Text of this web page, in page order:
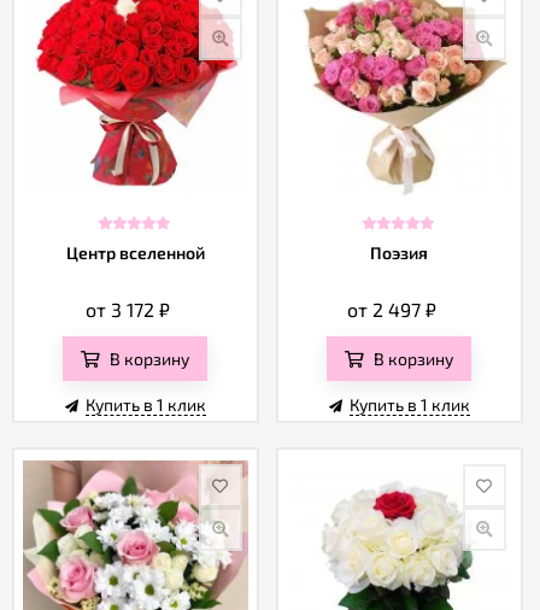
Центр вселенной
от 3 172₽
В корзину
Купить в 1 клик
Поэзия
от 2 497₽
В корзину
Купить в 1 клик